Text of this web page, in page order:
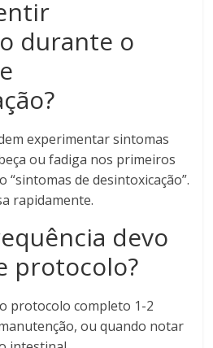
durante o
experimentar sintomas
ou fadiga nos primeiros
“sintomas de desintoxicação”.
rapidamente.
devo
protocolo?
protocolo completo 1-2
ou quando notar